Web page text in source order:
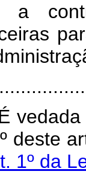
deste
1º da